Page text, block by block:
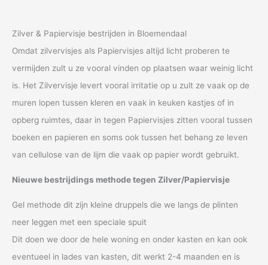
Zilver & Papiervisje bestrijden in Bloemendaal
Omdat zilvervisjes als Papiervisjes altijd licht proberen te
vermijden zult u ze vooral vinden op plaatsen waar weinig licht
is. Het Zilvervisje levert vooral irritatie op u zult ze vaak op de
muren lopen tussen kleren en vaak in keuken kastjes of in
opberg ruimtes, daar in tegen Papiervisjes zitten vooral tussen
boeken en papieren en soms ook tussen het behang ze leven
van cellulose van de lijm die vaak op papier wordt gebruikt.
Nieuwe bestrijdings methode tegen Zilver/Papiervisje
Gel methode dit zijn kleine druppels die we langs de plinten
neer leggen met een speciale spuit
Dit doen we door de hele woning en onder kasten en kan ook
eventueel in lades van kasten, dit werkt 2-4 maanden en is